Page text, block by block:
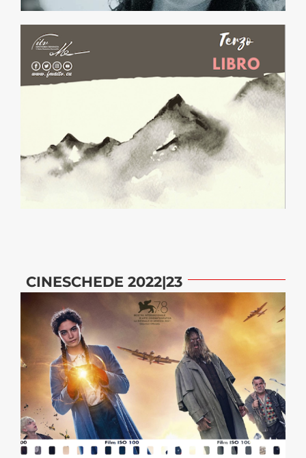
CINESCHEDE 2022|23